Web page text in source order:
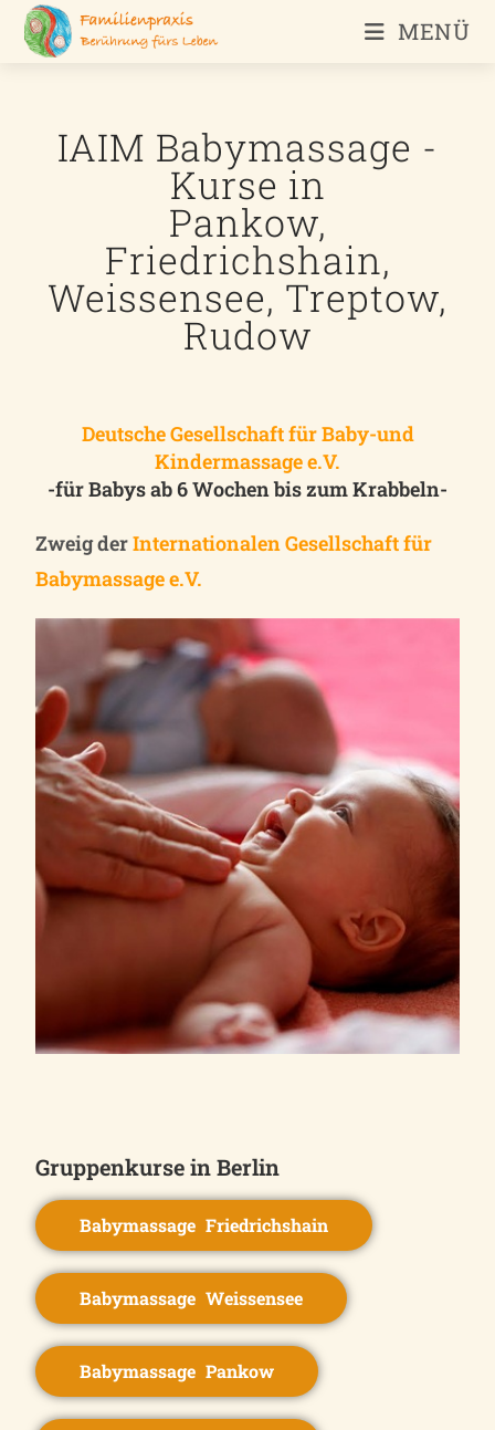
MENÜ
IAIM Babymassage -
Kurse in
Pankow,
Friedrichshain,
Weissensee, Treptow,
Rudow
Deutsche Gesellschaft für Baby-und
Kindermassage e.V.
-für Babys ab 6 Wochen bis zum Krabbeln-
Zweig derInternationalen Gesellschaft für
Babymassage e.V.
Gruppenkurse in Berlin
Babymassage Friedrichshain
Babymassage Weissensee
Babymassage Pankow